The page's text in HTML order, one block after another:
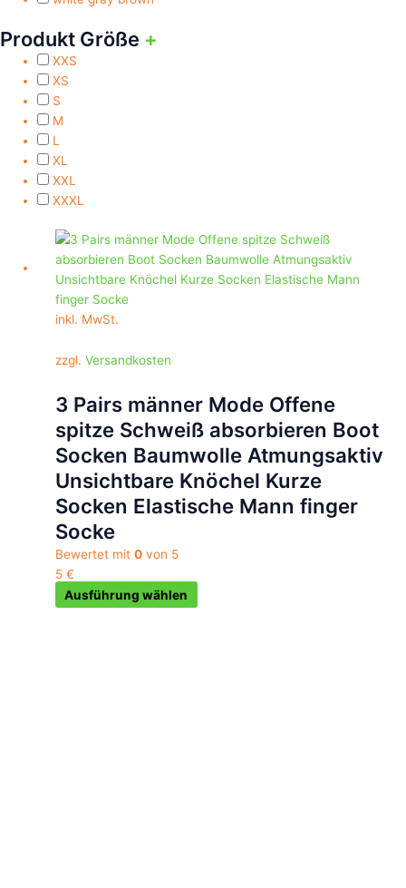
Produkt Größe +
XXS
XS
S
M
L
XL
XXL
XXXL
inkl. MwSt.
zzgl.Versandkosten
3 Pairs männer Mode Offene
spitze Schweiß absorbieren Boot
Socken Baumwolle Atmungsaktiv
Unsichtbare Knöchel Kurze
Socken Elastische Mann finger
Socke
Bewertet mit0 von 5
5€
Ausführung wählen
Dieses
Produkt
weist
mehrere
Varianten
Die
können
auf
der
Produktseite
gewählt
werden